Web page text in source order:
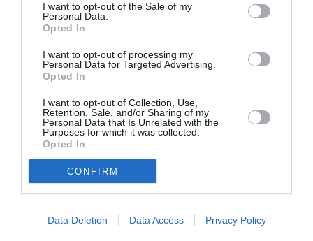
I want to opt-out of the Sale of my
Personal Data.
Opted In
I want to opt-out of processing my
Personal Data for Targeted Advertising.
Opted In
I want to opt-out of Collection, Use,
Retention, Sale, and/or Sharing of my
Personal Data that Is Unrelated with the
Purposes for which it was collected.
Opted In
CONFIRM
Data Deletion Data Access Privacy Policy
Σχετικά Άρθρα